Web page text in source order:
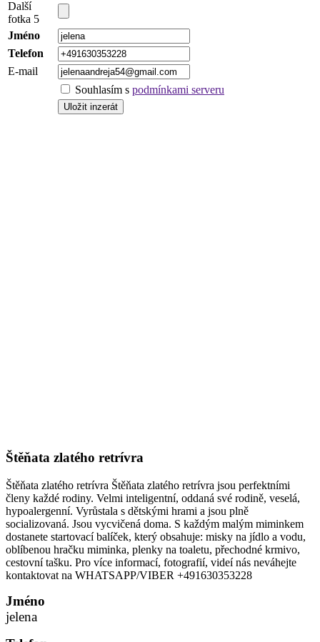
Další
fotka 5
Jméno
Telefon
E-mail
Souhlasím s podmínkami serveru
Štěňata zlatého retrívra
Štěňata zlatého retrívra Štěňata zlatého retrívra jsou perfektními
členy každé rodiny. Velmi inteligentní, oddaná své rodině, veselá,
hypoalergenní. Vyrůstala s dětskými hrami a jsou plně
socializovaná. Jsou vycvičená doma. S každým malým miminkem
dostanete startovací balíček, který obsahuje: misky na jídlo a vodu,
oblíbenou hračku miminka, plenky na toaletu, přechodné krmivo,
cestovní tašku. Pro více informací, fotografií, videí nás neváhejte
kontaktovat na WHATSAPP/VIBER +491630353228
Jméno
jelena